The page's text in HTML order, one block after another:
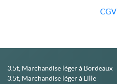
CGV
3.5t, Marchandise léger à Bordeaux
3.5t, Marchandise léger à Lille